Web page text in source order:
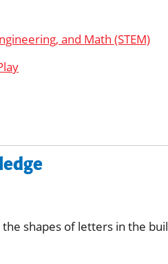
and Math (STEM)
shapes of letters in the